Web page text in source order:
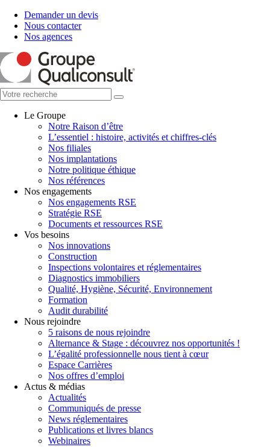
Demander un devis
Nous contacter
Nos agences
Le Groupe
Notre Raison d’être
L’essentiel : histoire, activités et chiffres-clés
Nos filiales
Nos implantations
Notre politique éthique
Nos références
Nos engagements
Nos engagements RSE
Stratégie RSE
Documents et ressources RSE
Vos besoins
Nos innovations
Construction
Inspections volontaires et réglementaires
Diagnostics immobiliers
Qualité, Hygiène, Sécurité, Environnement
Formation
Audit durabilité
Nous rejoindre
5 raisons de nous rejoindre
Alternance & Stage : découvrez nos opportunités !
L’égalité professionnelle nous tient à cœur
Espace Carrières
Nos offres d’emploi
Actus & médias
Actualités
Communiqués de presse
News réglementaires
Publications et livres blancs
Webinaires